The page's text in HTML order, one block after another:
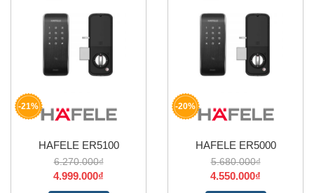
-21%
HAFELE ER5100
6.270.000₫
4.999.000₫
-20%
HAFELE ER5000
5.680.000₫
4.550.000₫